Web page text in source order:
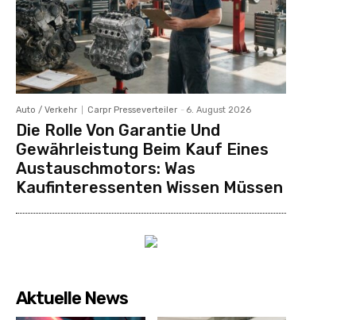
Auto / Verkehr Carpr Presseverteiler - 6. August 2026
Die Rolle Von Garantie Und
Gewährleistung Beim Kauf Eines
Austauschmotors: Was
Kaufinteressenten Wissen Müssen
Aktuelle News